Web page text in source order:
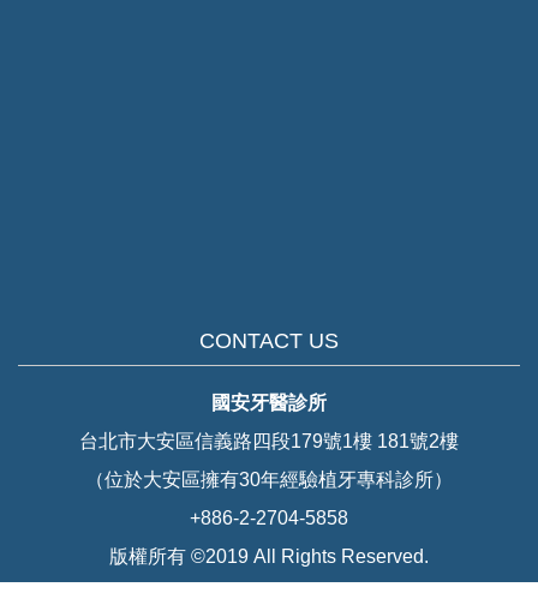
CONTACT US
國安牙醫診所
台北市大安區信義路四段179號1樓 181號2樓
（位於大安區擁有30年經驗植牙專科診所）
+886-2-2704-5858
版權所有 ©2019 All Rights Reserved.